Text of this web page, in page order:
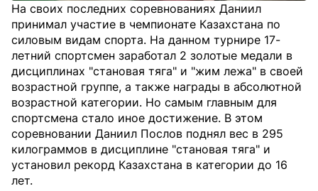
На своих последних соревнованиях Даниил
принимал участие в чемпионате Казахстана по
силовым видам спорта. На данном турнире 17-
летний спортсмен заработал 2 золотые медали в
дисциплинах "становая тяга" и "жим лежа" в своей
возрастной группе, а также награды в абсолютной
возрастной категории. Но самым главным для
спортсмена стало иное достижение. В этом
соревновании Даниил Послов поднял вес в 295
килограммов в дисциплине "становая тяга" и
установил рекорд Казахстана в категории до 16
лет.